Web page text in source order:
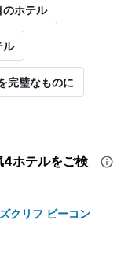
ホテル
ル
完璧なものに
4ホテルをご検
クリフ ビーコン